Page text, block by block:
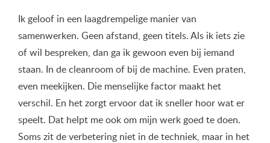
Ik geloof in een laagdrempelige manier van
samenwerken. Geen afstand, geen titels. Als ik iets zie
of wil bespreken, dan ga ik gewoon even bij iemand
staan. In de cleanroom of bij de machine. Even praten,
even meekijken. Die menselijke factor maakt het
verschil. En het zorgt ervoor dat ik sneller hoor wat er
speelt. Dat helpt me ook om mijn werk goed te doen.
Soms zit de verbetering niet in de techniek, maar in het